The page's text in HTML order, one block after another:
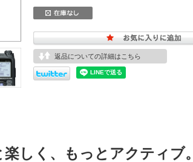
返品についての詳細はこちら
しく、もっとアクティブ。